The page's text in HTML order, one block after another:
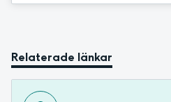
Relaterade länkar